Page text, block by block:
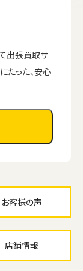
出張買取サ
たった、安心
お客様の声
店舗情報